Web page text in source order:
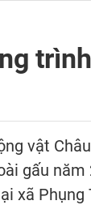
vật
gấu
xã